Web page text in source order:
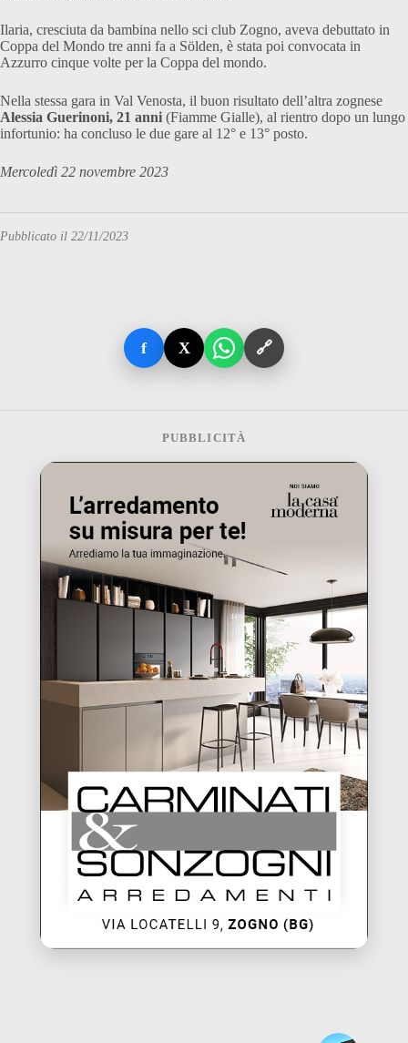
Ilaria, cresciuta da bambina nello sci club Zogno, aveva debuttato in
Coppa del Mondo tre anni fa a Sölden, è stata poi convocata in
Azzurro cinque volte per la Coppa del mondo.
Nella stessa gara in Val Venosta, il buon risultato dell’altra zognese
Alessia Guerinoni, 21 anni (Fiamme Gialle), al rientro dopo un lungo
infortunio: ha concluso le due gare al 12° e 13° posto.
Mercoledì 22 novembre 2023
Pubblicato il 22/11/2023
f X 🔗
PUBBLICITÀ